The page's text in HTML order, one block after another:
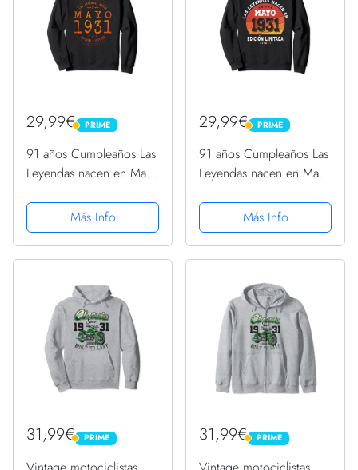
29,99€ PRIME
PRIME
91 años Cumpleaños Las
Leyendas nacen en Mayo
Más Info
29,99€ PRIME
PRIME
91 años Cumpleaños Las
Leyendas nacen en Mayo
Más Info
31,99€ PRIME
PRIME 31,99€ PRIME
PRIME